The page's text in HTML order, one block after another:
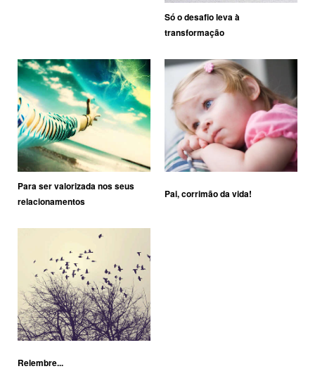
Só o desafio leva à
transformação
Para ser valorizada nos seus
relacionamentos
Pai, corrimão da vida!
Relembre...